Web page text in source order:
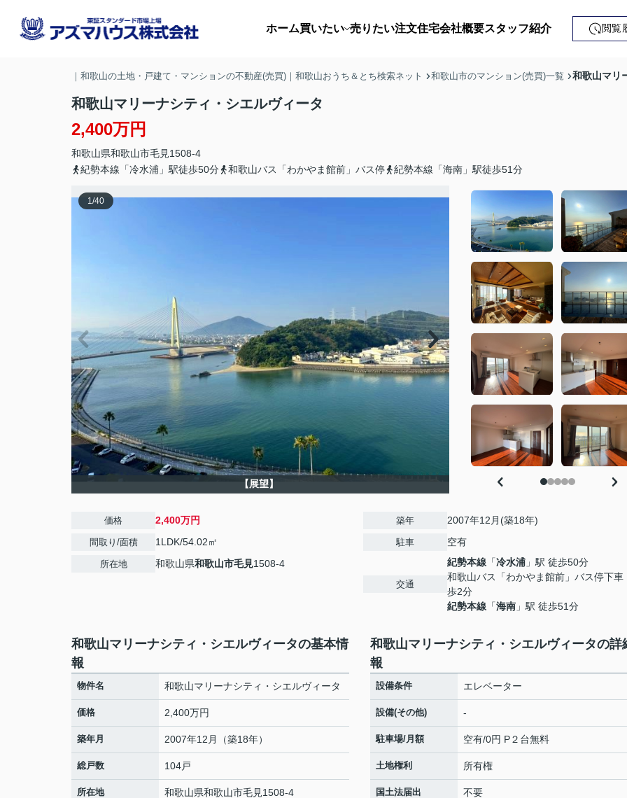
ホーム買いたい
土地
収益・事業用
売りたい注文住宅会社概要スタッフ紹介 閲覧
｜和歌山の土地・戸建て・マンションの不動産(売買)｜和歌山おうち＆とち検索ネット 和歌山市のマンション(売買)一覧 和歌山マリ
和歌山マリーナシティ・シエルヴィータ
2,400万円
和歌山県和歌山市毛見1508-4
紀勢本線「冷水浦」駅徒歩50分
和歌山バス「わかやま館前」バス停 紀勢本線「海南」駅徒歩51分
1 /40
【展望】
価格 2,400万円
間取り/面積 1LDK/54.02㎡
所在地 和歌山県和歌山市毛見1508-4
築年 2007年12月(築18年)
駐車 空有
交通
紀勢本線 「冷水浦 」駅 徒歩50分
和歌山バス「わかやま館前」バス停下
歩2分
紀勢本線 「海南 」駅 徒歩51分
和歌山マリーナシティ・シエルヴィータの基本情
報
物件名 和歌山マリーナシティ・シエルヴィータ
価格 2,400万円
築年月 2007年12月（築18年）
総戸数 104戸
所在地 和歌山県和歌山市毛見1508-4
和歌山マリーナシティ・シエルヴィータの詳
報
設備条件 エレベーター
設備(その他) -
駐車場/月額 空有/0円 P２台無料
土地権利 所有権
国土法届出 不要